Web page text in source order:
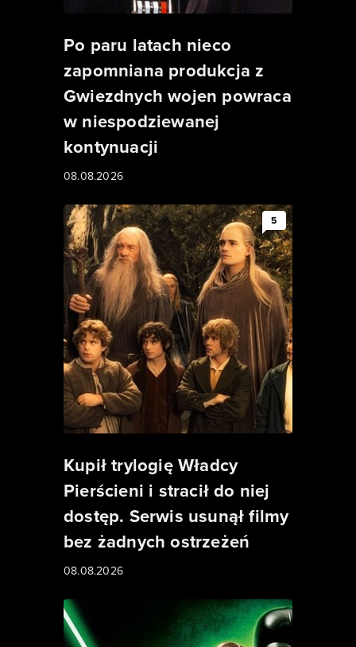
Po paru latach nieco
zapomniana produkcja z
Gwiezdnych wojen powraca
w niespodziewanej
kontynuacji
08.08.2026
5
Kupił trylogię Władcy
Pierścieni i stracił do niej
dostęp. Serwis usunął filmy
bez żadnych ostrzeżeń
08.08.2026